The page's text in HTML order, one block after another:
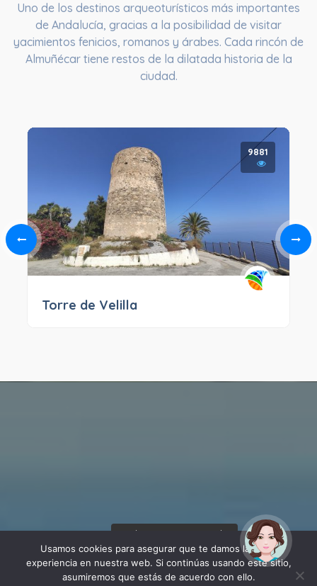
Uno de los destinos arqueoturísticos más importantes
de Andalucía, gracias a la posibilidad de visitar
yacimientos fenicios, romanos y árabes. Cada rincón de
Almuñécar tiene restos de la dilatada historia de la
ciudad.
9881
Torre de Velilla
Usamos cookies para asegurar que te damos la mejor
experiencia en nuestra web. Si continúas usando este sitio,
asumiremos que estás de acuerdo con ello.
¡Hola! Soy Noy. ¿Puedo
ayudarte?